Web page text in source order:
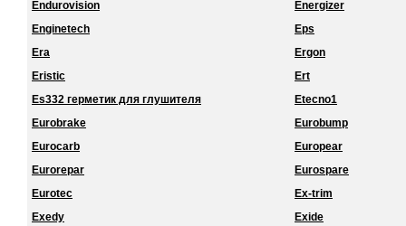
Endurovision
Energizer
Enginetech
Eps
Era
Ergon
Eristic
Ert
Es332 герметик для глушителя
Etecno1
Eurobrake
Eurobump
Eurocarb
Europear
Eurorepar
Eurospare
Eurotec
Ex-trim
Exedy
Exide